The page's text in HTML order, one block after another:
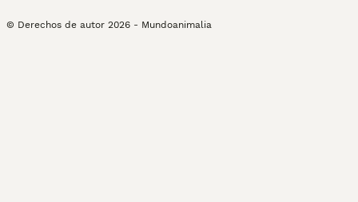
© Derechos de autor 2026 - Mundoanimalia